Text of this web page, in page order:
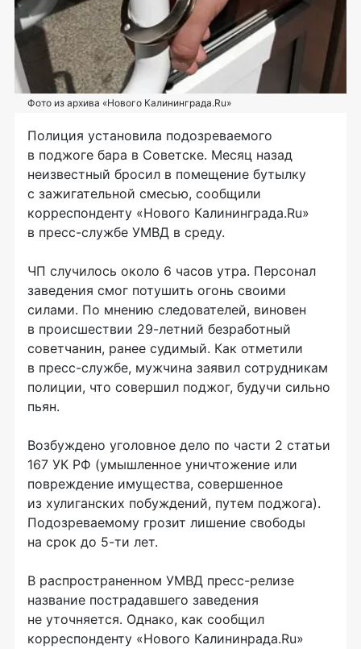
Фото из архива «Нового Калининграда.Ru»
Полиция установила подозреваемого
в поджоге бара в Советске. Месяц назад
неизвестный бросил в помещение бутылку
с зажигательной смесью, сообщили
корреспонденту «Нового Калининграда.Ru»
в пресс-службе УМВД в среду.
ЧП случилось около 6 часов утра. Персонал
заведения смог потушить огонь своими
силами. По мнению следователей, виновен
в происшествии 29-летний безработный
советчанин, ранее судимый. Как отметили
в пресс-службе, мужчина заявил сотрудникам
полиции, что совершил поджог, будучи сильно
пьян.
Возбуждено уголовное дело по части 2 статьи
167 УК РФ (умышленное уничтожение или
повреждение имущества, совершенное
из хулиганских побуждений, путем поджога).
Подозреваемому грозит лишение свободы
на срок до 5-ти лет.
В распространенном УМВД пресс-релизе
название пострадавшего заведения
не уточняется. Однако, как сообщил
корреспонденту «Нового Калининрада.Ru»